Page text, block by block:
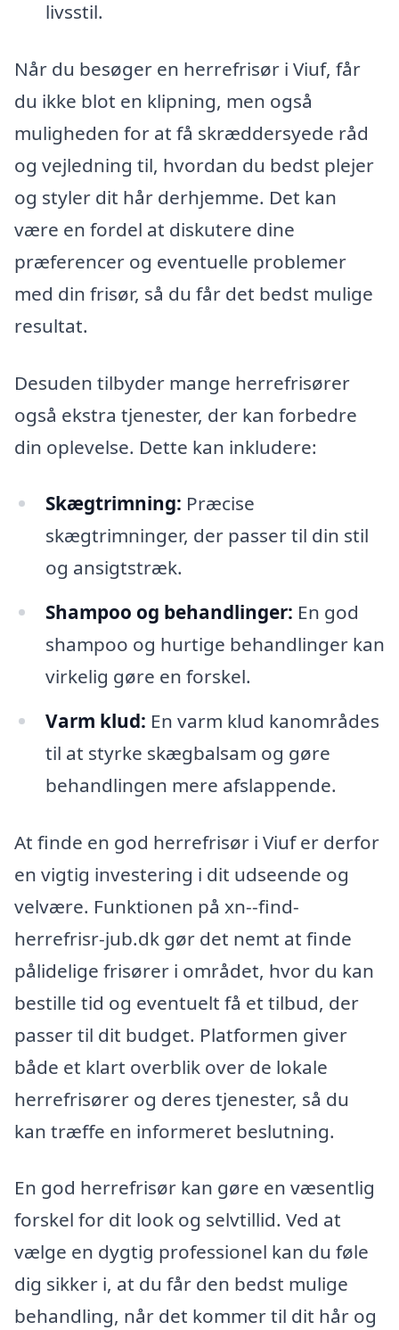
livsstil.
Når du besøger en herrefrisør i Viuf, får
du ikke blot en klipning, men også
muligheden for at få skræddersyede råd
og vejledning til, hvordan du bedst plejer
og styler dit hår derhjemme. Det kan
være en fordel at diskutere dine
præferencer og eventuelle problemer
med din frisør, så du får det bedst mulige
resultat.
Desuden tilbyder mange herrefrisører
også ekstra tjenester, der kan forbedre
din oplevelse. Dette kan inkludere:
Skægtrimning: Præcise
skægtrimninger, der passer til din stil
og ansigtstræk.
Shampoo og behandlinger: En god
shampoo og hurtige behandlinger kan
virkelig gøre en forskel.
Varm klud: En varm klud kanområdes
til at styrke skægbalsam og gøre
behandlingen mere afslappende.
At finde en god herrefrisør i Viuf er derfor
en vigtig investering i dit udseende og
velvære. Funktionen på xn--find-
herrefrisr-jub.dk gør det nemt at finde
pålidelige frisører i området, hvor du kan
bestille tid og eventuelt få et tilbud, der
passer til dit budget. Platformen giver
både et klart overblik over de lokale
herrefrisører og deres tjenester, så du
kan træffe en informeret beslutning.
En god herrefrisør kan gøre en væsentlig
forskel for dit look og selvtillid. Ved at
vælge en dygtig professionel kan du føle
dig sikker i, at du får den bedst mulige
behandling, når det kommer til dit hår og